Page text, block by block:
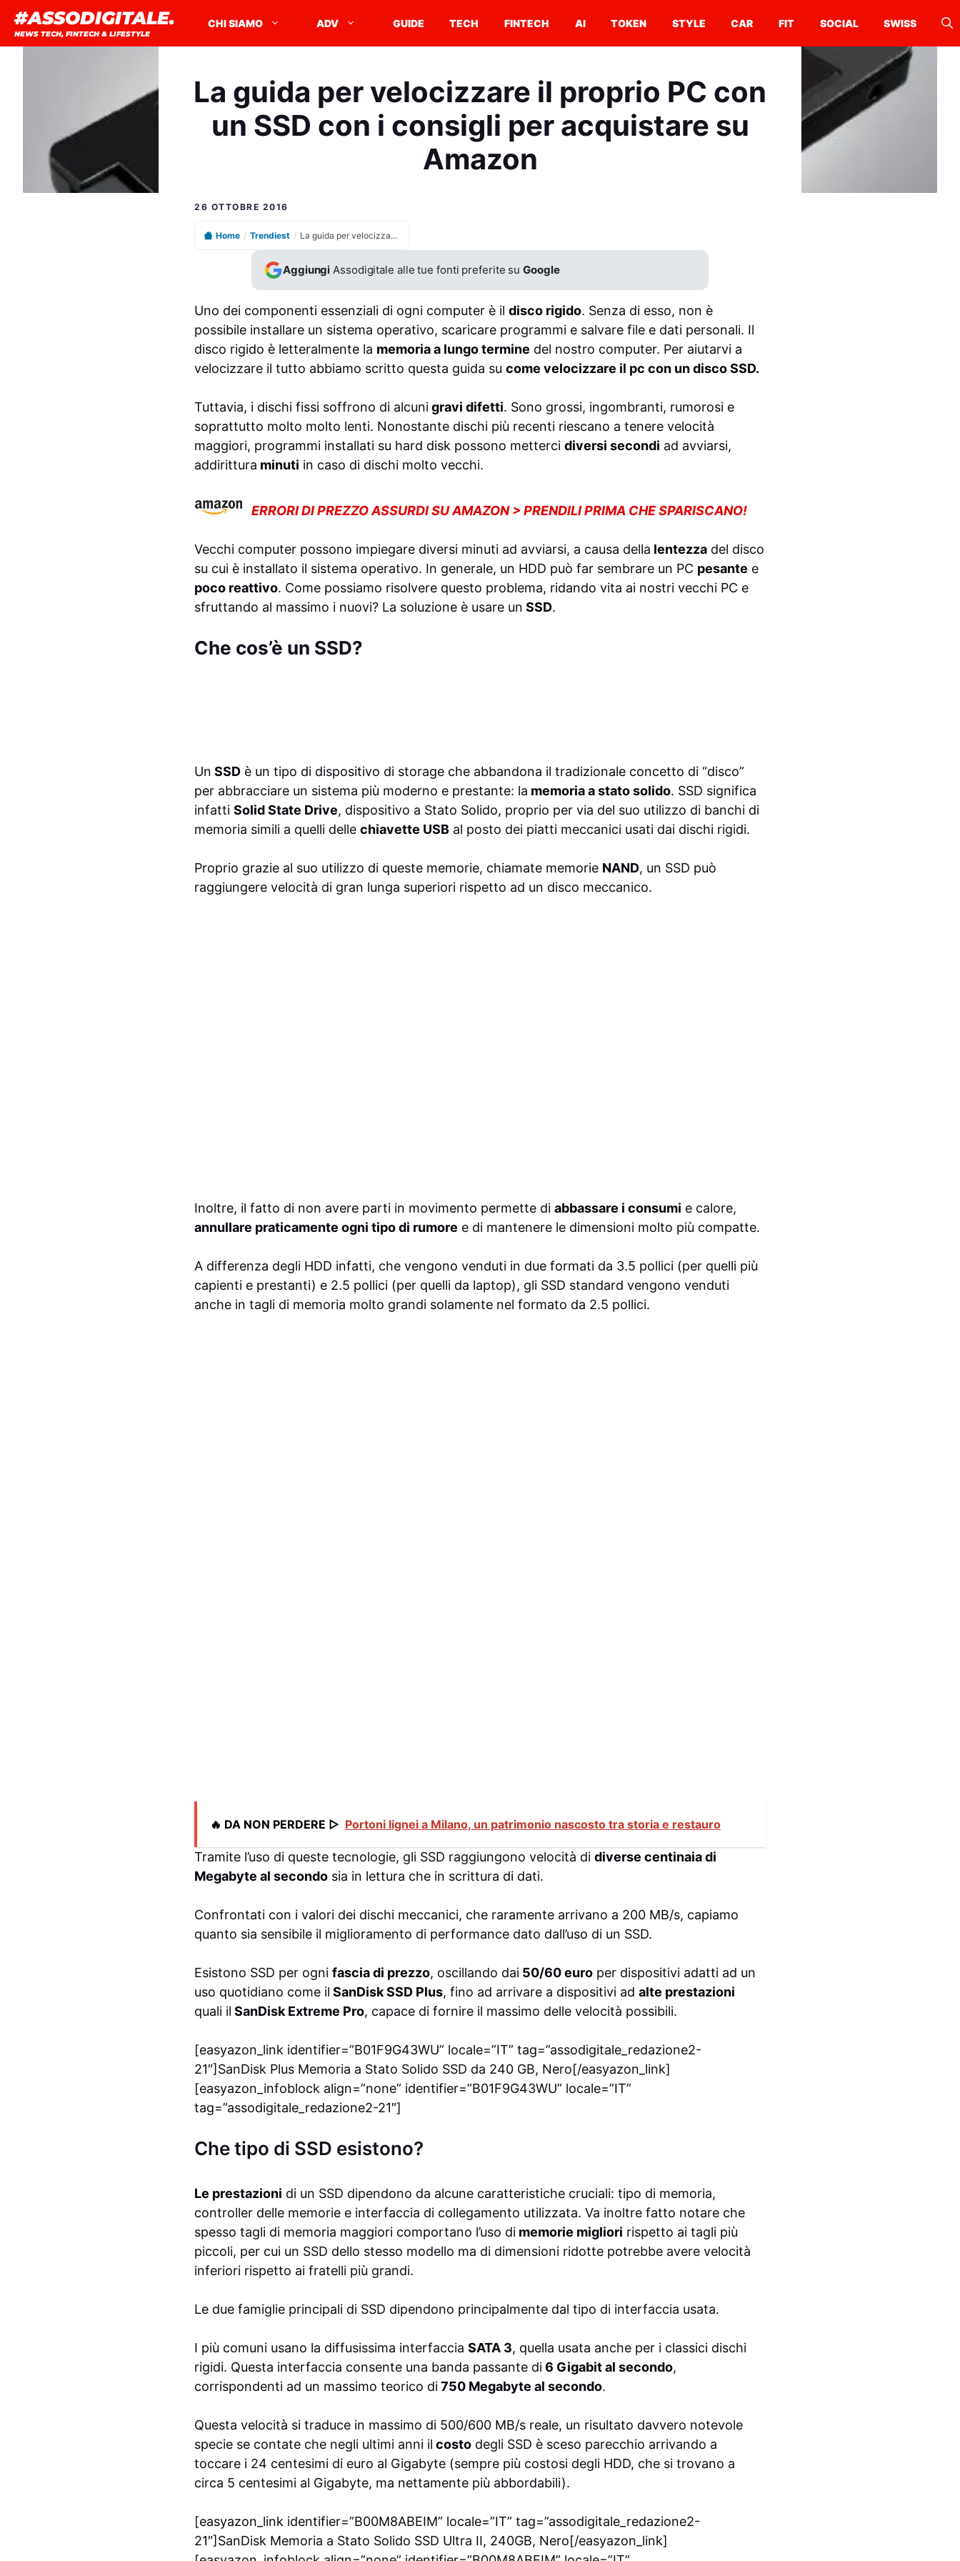
contenuto
#ASSODIGITALE.
NEWS TECH, FINTECH & LIFESTYLE
CHI SIAMO ADV GUIDE TECH FINTECH AI TOKEN STYLE CAR FIT SOCIAL SWISS
La guida per velocizzare il proprio PC con
un SSD con i consigli per acquistare su
Amazon
26 OTTOBRE 2016
Home / Trendiest / La guida per velocizzare il proprio PC con un SSD con i consigli per acquistare su Amazon
Aggiungi Assodigitale alle tue fonti preferite suGoogle
Uno dei componenti essenziali di ogni computer è il disco rigido. Senza di esso, non è
possibile installare un sistema operativo, scaricare programmi e salvare file e dati personali. Il
disco rigido è letteralmente la memoria a lungo termine del nostro computer. Per aiutarvi a
velocizzare il tutto abbiamo scritto questa guida su come velocizzare il pc con un disco SSD.
Tuttavia, i dischi fissi soffrono di alcunigravi difetti. Sono grossi, ingombranti, rumorosi e
soprattutto molto molto lenti. Nonostante dischi più recenti riescano a tenere velocità
maggiori, programmi installati su hard disk possono metterci diversi secondi ad avviarsi,
addirittura minuti in caso di dischi molto vecchi.
ERRORI DI PREZZO ASSURDI SU AMAZON > PRENDILI PRIMA CHE SPARISCANO!
Vecchi computer possono impiegare diversi minuti ad avviarsi, a causa della lentezza del disco
su cui è installato il sistema operativo. In generale, un HDD può far sembrare un PC pesante e
poco reattivo. Come possiamo risolvere questo problema, ridando vita ai nostri vecchi PC e
sfruttando al massimo i nuovi? La soluzione è usare un SSD.
Che cos’è un SSD?
Un SSD è un tipo di dispositivo di storage che abbandona il tradizionale concetto di “disco”
per abbracciare un sistema più moderno e prestante: la memoria a stato solido. SSD significa
infatti Solid State Drive, dispositivo a Stato Solido, proprio per via del suo utilizzo di banchi di
memoria simili a quelli delle chiavette USB al posto dei piatti meccanici usati dai dischi rigidi.
Proprio grazie al suo utilizzo di queste memorie, chiamate memorie NAND, un SSD può
raggiungere velocità di gran lunga superiori rispetto ad un disco meccanico.
Inoltre, il fatto di non avere parti in movimento permette di abbassare i consumi e calore,
annullare praticamente ogni tipo di rumore e di mantenere le dimensioni molto più compatte.
A differenza degli HDD infatti, che vengono venduti in due formati da 3.5 pollici (per quelli più
capienti e prestanti) e 2.5 pollici (per quelli da laptop), gli SSD standard vengono venduti
anche in tagli di memoria molto grandi solamente nel formato da 2.5 pollici.
🔥 DA NON PERDERE ▷ Portoni lignei a Milano, un patrimonio nascosto tra storia e restauro
Tramite l’uso di queste tecnologie, gli SSD raggiungono velocità di diverse centinaia di
Megabyte al secondo sia in lettura che in scrittura di dati.
Confrontati con i valori dei dischi meccanici, che raramente arrivano a 200 MB/s, capiamo
quanto sia sensibile il miglioramento di performance dato dall’uso di un SSD.
Esistono SSD per ogni fascia di prezzo, oscillando dai 50/60 euro per dispositivi adatti ad un
uso quotidiano come il SanDisk SSD Plus, fino ad arrivare a dispositivi ad alte prestazioni
quali il SanDisk Extreme Pro, capace di fornire il massimo delle velocità possibili.
[easyazon_link identifier=”B01F9G43WU” locale=”IT” tag=”assodigitale_redazione2-
21″]SanDisk Plus Memoria a Stato Solido SSD da 240 GB, Nero[/easyazon_link]
[easyazon_infoblock align=”none” identifier=”B01F9G43WU” locale=”IT”
tag=”assodigitale_redazione2-21″]
Che tipo di SSD esistono?
Le prestazioni di un SSD dipendono da alcune caratteristiche cruciali: tipo di memoria,
controller delle memorie e interfaccia di collegamento utilizzata. Va inoltre fatto notare che
spesso tagli di memoria maggiori comportano l’uso di memorie migliori rispetto ai tagli più
piccoli, per cui un SSD dello stesso modello ma di dimensioni ridotte potrebbe avere velocità
inferiori rispetto ai fratelli più grandi.
Le due famiglie principali di SSD dipendono principalmente dal tipo di interfaccia usata.
I più comuni usano la diffusissima interfaccia SATA 3, quella usata anche per i classici dischi
rigidi. Questa interfaccia consente una banda passante di6 Gigabit al secondo,
corrispondenti ad un massimo teorico di750 Megabyte al secondo.
Questa velocità si traduce in massimo di 500/600 MB/s reale, un risultato davvero notevole
specie se contate che negli ultimi anni il costo degli SSD è sceso parecchio arrivando a
toccare i 24 centesimi di euro al Gigabyte (sempre più costosi degli HDD, che si trovano a
circa 5 centesimi al Gigabyte, ma nettamente più abbordabili).
[easyazon_link identifier=”B00M8ABEIM” locale=”IT” tag=”assodigitale_redazione2-
21″]SanDisk Memoria a Stato Solido SSD Ultra II, 240GB, Nero[/easyazon_link]